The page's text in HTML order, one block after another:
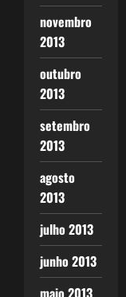
novembro
2013
outubro
2013
setembro
2013
agosto
2013
julho 2013
junho 2013
maio 2013